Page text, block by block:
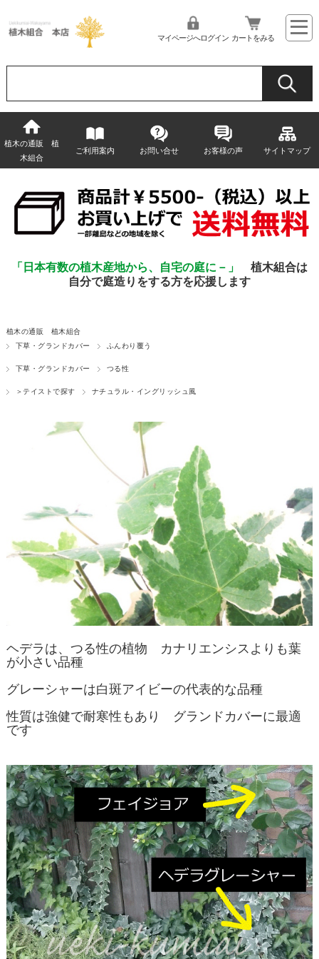
マイページへログイン カートをみる
植木の通販 植
木組合
ご利用案内 お問い合せ お客様の声 サイトマップ
「日本有数の植木産地から、自宅の庭に－」 植木組合は
自分で庭造りをする方を応援します
植木の通販 植木組合
下草・グランドカバー
ふんわり覆う
下草・グランドカバー つる性
＞テイストで探す ナチュラル・イングリッシュ風
ヘデラは、つる性の植物 カナリエンシスよりも葉
が小さい品種
グレーシャーは白斑アイビーの代表的な品種
性質は強健で耐寒性もあり グランドカバーに最適
です